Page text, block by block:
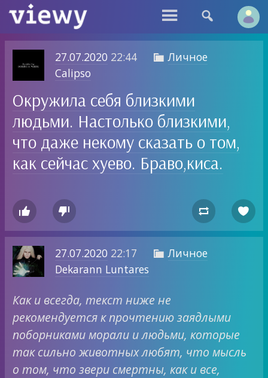
 
27.07.2020 22:44  Личное
Calipso
Окружила себя близкими
людьми. Настолько близкими,
что даже некому сказать о том,
как сейчас хуево. Браво,киса.
   
27.07.2020 22:17  Личное
Dekarann Luntares
Как и всегда, текст ниже не
рекомендуется к прочтению заядлыми
поборниками морали и людьми, которые
так сильно животных любят, что мысль
о том, что звери смертны, как и все,